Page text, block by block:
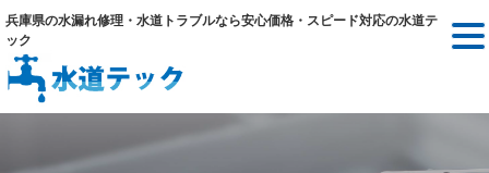
兵庫県の水漏れ修理・水道トラブルなら安心価格・スピード対応の水道テ
ック